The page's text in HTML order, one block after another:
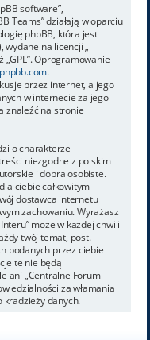
software”,
Teams” działają w oparciu
phpBB, która jest
na licencji „
„GPL”. Oprogramowanie
.
przez internet, a jego
w internecie za jego
znaleźć na stronie
o charakterze
niezgodne z polskim
i dobra osobiste.
ciebie całkowitym
dostawca internetu
zachowaniu. Wyrażasz
może w każdej chwili
twój temat, post.
podanych przez ciebie
te nie będą
ani „Centralne Forum
za włamania
kradzieży danych.